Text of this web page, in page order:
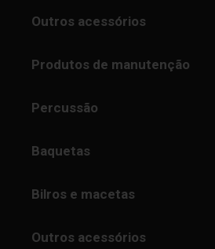
Outros acessórios
Produtos de manutenção
Percussão
Baquetas
Bilros e macetas
Outros acessórios